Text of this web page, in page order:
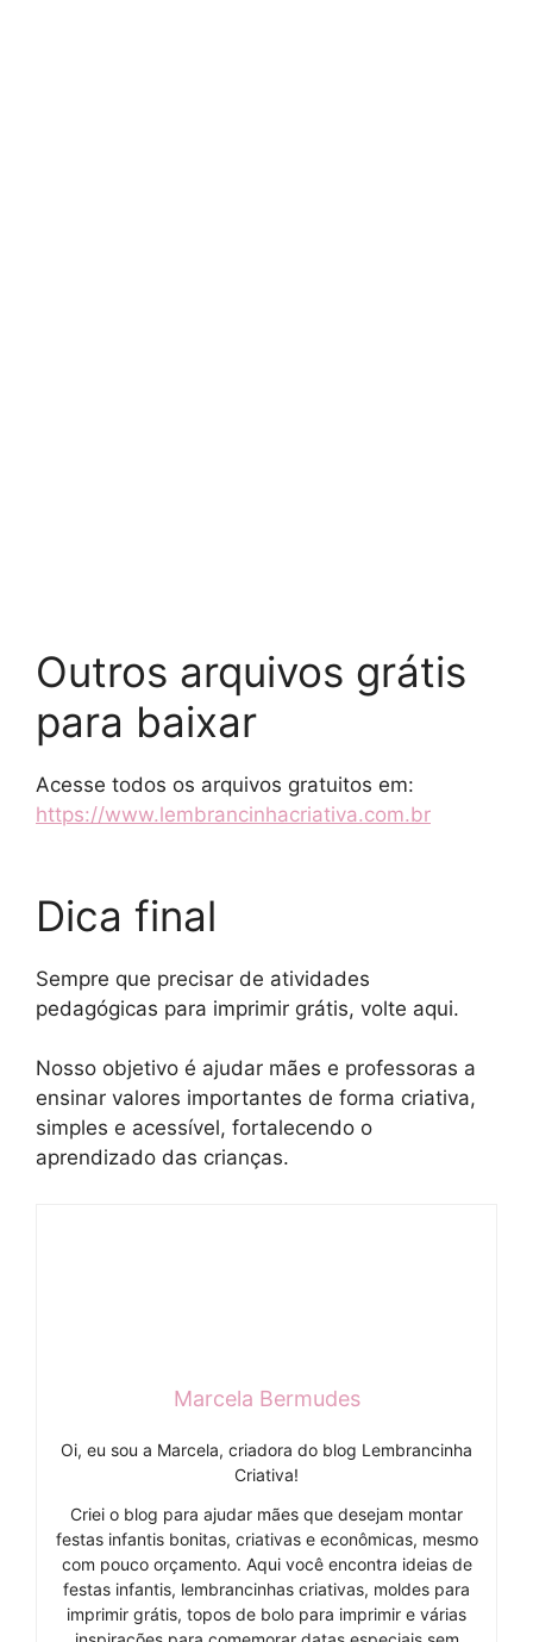
Outros arquivos grátis
para baixar
Acesse todos os arquivos gratuitos em:
https://www.lembrancinhacriativa.com.br
Dica final
Sempre que precisar de atividades
pedagógicas para imprimir grátis, volte aqui.
Nosso objetivo é ajudar mães e professoras a
ensinar valores importantes de forma criativa,
simples e acessível, fortalecendo o
aprendizado das crianças.
Marcela Bermudes
Oi, eu sou a Marcela, criadora do blog Lembrancinha
Criativa!
Criei o blog para ajudar mães que desejam montar
festas infantis bonitas, criativas e econômicas, mesmo
com pouco orçamento. Aqui você encontra ideias de
festas infantis, lembrancinhas criativas, moldes para
imprimir grátis, topos de bolo para imprimir e várias